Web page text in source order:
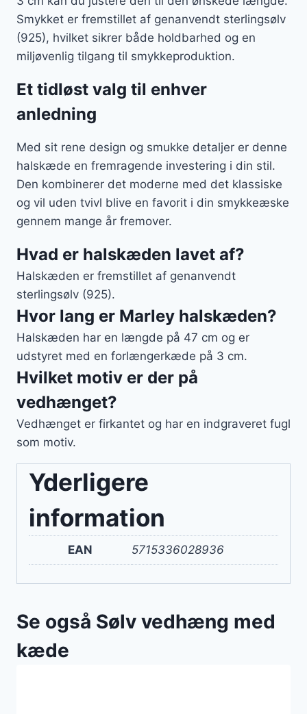
Smykket er fremstillet af genanvendt sterlingsølv
(925), hvilket sikrer både holdbarhed og en
miljøvenlig tilgang til smykkeproduktion.
Et tidløst valg til enhver
anledning
Med sit rene design og smukke detaljer er denne
halskæde en fremragende investering i din stil.
Den kombinerer det moderne med det klassiske
og vil uden tvivl blive en favorit i din smykkeæske
gennem mange år fremover.
Hvad er halskæden lavet af?
Halskæden er fremstillet af genanvendt
sterlingsølv (925).
Hvor lang er Marley halskæden?
Halskæden har en længde på 47 cm og er
udstyret med en forlængerkæde på 3 cm.
Hvilket motiv er der på
vedhænget?
Vedhænget er firkantet og har en indgraveret fugl
som motiv.
Yderligere
information
EAN 5715336028936
Se også Sølv vedhæng med
kæde